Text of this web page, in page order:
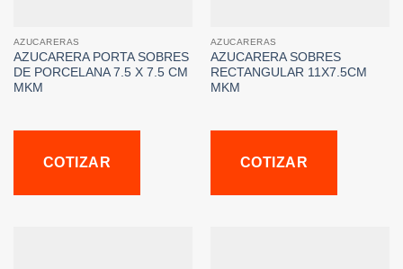
AZUCARERAS
AZUCARERA PORTA SOBRES
DE PORCELANA 7.5 X 7.5 CM
MKM
COTIZAR
AZUCARERAS
AZUCARERA SOBRES
RECTANGULAR 11X7.5CM
MKM
COTIZAR